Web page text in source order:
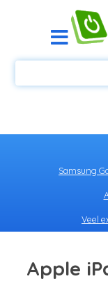
Samsung
Veel
Apple